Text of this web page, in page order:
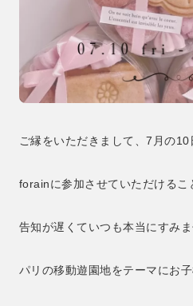
ご縁をいただきまして、7月の
forainに参加させていただけるこ
告知が遅くていつも本当にすみ
パリの移動遊園地をテーマにお